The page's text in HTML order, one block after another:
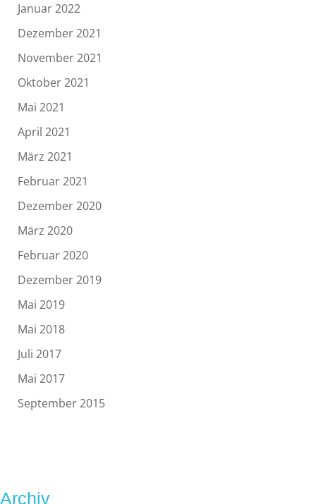
Januar 2022
Dezember 2021
November 2021
Oktober 2021
Mai 2021
April 2021
März 2021
Februar 2021
Dezember 2020
März 2020
Februar 2020
Dezember 2019
Mai 2019
Mai 2018
Juli 2017
Mai 2017
September 2015
Archiv